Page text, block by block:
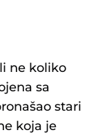
ne koliko
sa
stari
koja je